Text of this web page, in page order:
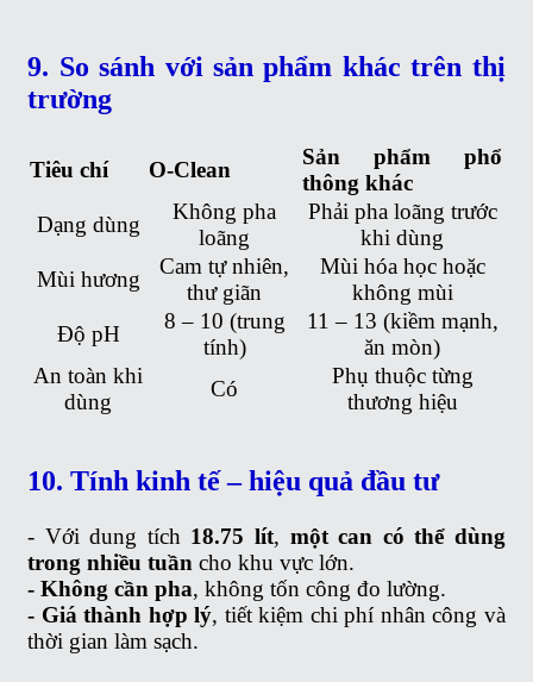
9. So sánh với sản phẩm khác trên thị
trường
Tiêu chí O-Clean
Sản phẩm phổ
thông khác
Dạng dùng
Không pha
loãng
Phải pha loãng trước
khi dùng
Mùi hương
Cam tự nhiên,
thư giãn
Mùi hóa học hoặc
không mùi
Độ pH
8 – 10 (trung
tính)
11 – 13 (kiềm mạnh,
ăn mòn)
An toàn khi
dùng
Có
Phụ thuộc từng
thương hiệu
10. Tính kinh tế – hiệu quả đầu tư
- Với dung tích 18.75 lít, một can có thể dùng
trong nhiều tuần cho khu vực lớn.
- Không cần pha, không tốn công đo lường.
- Giá thành hợp lý, tiết kiệm chi phí nhân công và
thời gian làm sạch.